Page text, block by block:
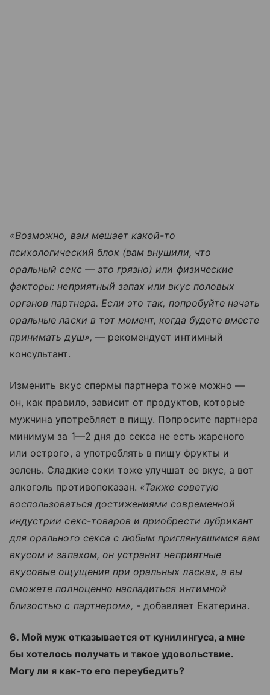
«Возможно, вам мешает какой-то
психологический блок (вам внушили, что
оральный секс — это грязно) или физические
факторы: неприятный запах или вкус половых
органов партнера. Если это так, попробуйте начать
оральные ласки в тот момент, когда будете вместе
принимать душ», — рекомендует интимный
консультант.
Изменить вкус спермы партнера тоже можно —
он, как правило, зависит от продуктов, которые
мужчина употребляет в пищу. Попросите партнера
минимум за 1—2 дня до секса не есть жареного
или острого, а употреблять в пищу фрукты и
зелень. Сладкие соки тоже улучшат ее вкус, а вот
алкоголь противопоказан. «Также советую
воспользоваться достижениями современной
индустрии секс-товаров и приобрести лубрикант
для орального секса с любым приглянувшимся вам
вкусом и запахом, он устранит неприятные
вкусовые ощущения при оральных ласках, а вы
сможете полноценно насладиться интимной
близостью с партнером», - добавляет Екатерина.
6. Мой муж отказывается от кунилингуса, а мне
бы хотелось получать и такое удовольствие.
Могу ли я как-то его переубедить?